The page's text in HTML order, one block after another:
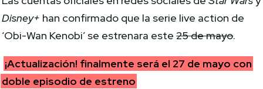
Disney+ han confirmado que la serie live action de
‘Obi-Wan Kenobi’ se estrenara este25 de mayo.
¡Actualización! finalmente será el 27 de mayo con
doble episodio de estreno